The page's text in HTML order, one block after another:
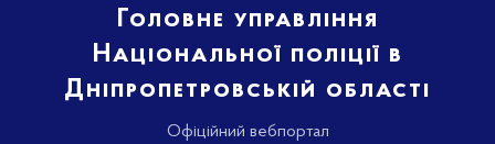
Головне управління
Національної поліції в
Дніпропетровській області
Офіційний вебпортал